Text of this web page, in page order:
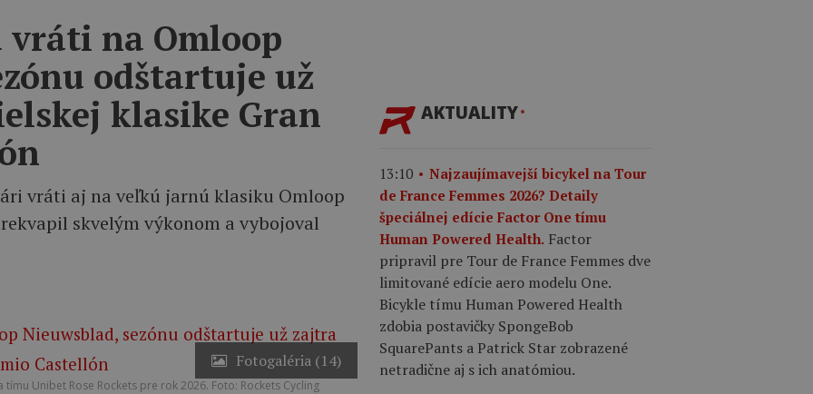
vráti na Omloop
odštartuje už
klasike Gran
vráti aj na veľkú jarnú klasiku Omloop
skvelým výkonom a vybojoval
Fotogaléria (14)
Unibet Rose Rockets pre rok 2026. Foto: Rockets Cycling
AKTUALITY
13:10
Najzaujímavejší bicykel na Tour
de France Femmes 2026? Detaily
špeciálnej edície Factor One tímu
Human Powered Health. Factor
pripravil pre Tour de France Femmes dve
limitované edície aero modelu One.
Bicykle tímu Human Powered Health
zdobia postavičky SpongeBob
SquarePants a Patrick Star zobrazené
netradične aj s ich anatómiou.